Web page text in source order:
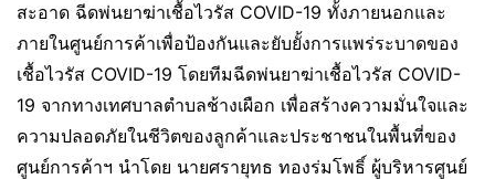
สะอาด ฉีดพ่นยาฆ่าเชื้อไวรัส COVID-19 ทั้งภายนอกและ
ภายในศูนย์การค้าเพื่อป้องกันและยับยั้งการแพร่ระบาดของ
เชื้อไวรัส COVID-19 โดยทีมฉีดพ่นยาฆ่าเชื้อไวรัส COVID-
19 จากทางเทศบาลตำบลช้างเผือก เพื่อสร้างความมั่นใจและ
ความปลอดภัยในชีวิตของลูกค้าและประชาชนในพื้นที่ของ
ศูนย์การค้าฯ นำโดย นายศรายุทธ ทองร่มโพธิ์ ผู้บริหารศูนย์